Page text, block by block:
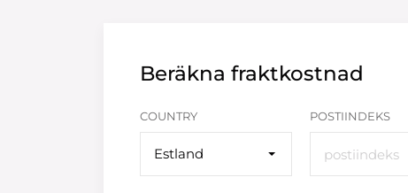
Beräkna fraktkostnad
COUNTRY
Estland
POSTIINDEKS